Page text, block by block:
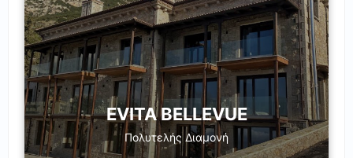
EVITA BELLEVUE
Πολυτελής Διαμονή